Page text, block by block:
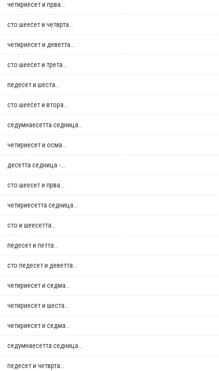
четириесет и прва...
сто шеесет и четврта...
четириесет и деветта...
сто шеесет и трета...
педесет и шеста...
сто шеесет и втора...
седумнаесетта седница...
четириесет и осма...
десетта седница -...
сто шеесет и прва...
четириесетта седница...
сто и шеесетта...
педесет и петта...
сто педесет и деветта...
четириесет и седма...
четириесет и шеста...
четириесет и седма...
седумнаесетта седница...
педесет и четврта...